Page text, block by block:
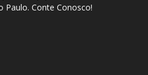
Paulo. Conte Conosco!